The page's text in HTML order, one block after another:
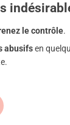
le contrôle.
abusifsen